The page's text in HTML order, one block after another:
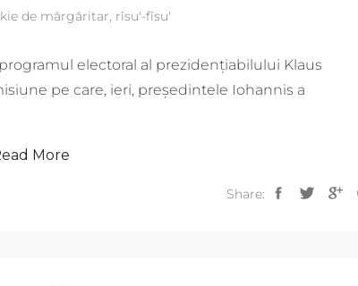
de mărgăritar, rîsu'-fîsu'
electoral al prezidențiabilului Klaus
pe care, ieri, președintele Iohannis a
More
Share: